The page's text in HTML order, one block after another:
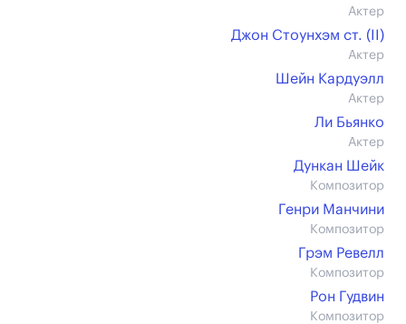
Актер
Джон Стоунхэм ст. (II)
Актер
Шейн Кардуэлл
Актер
Ли Бьянко
Актер
Дункан Шейк
Композитор
Генри Манчини
Композитор
Грэм Ревелл
Композитор
Рон Гудвин
Композитор